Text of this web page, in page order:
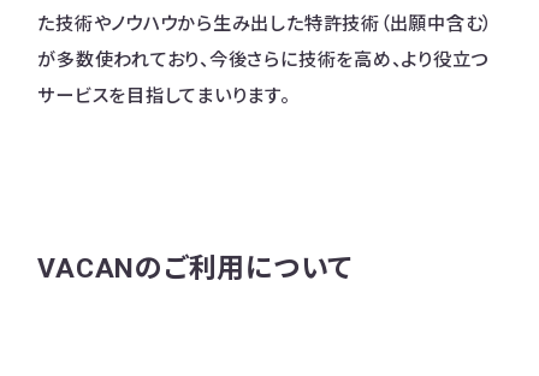
た技術やノウハウから生み出した特許技術（出願中含む）
が多数使われており、今後さらに技術を高め、より役立つ
サービスを目指してまいります。
VACANのご利用について